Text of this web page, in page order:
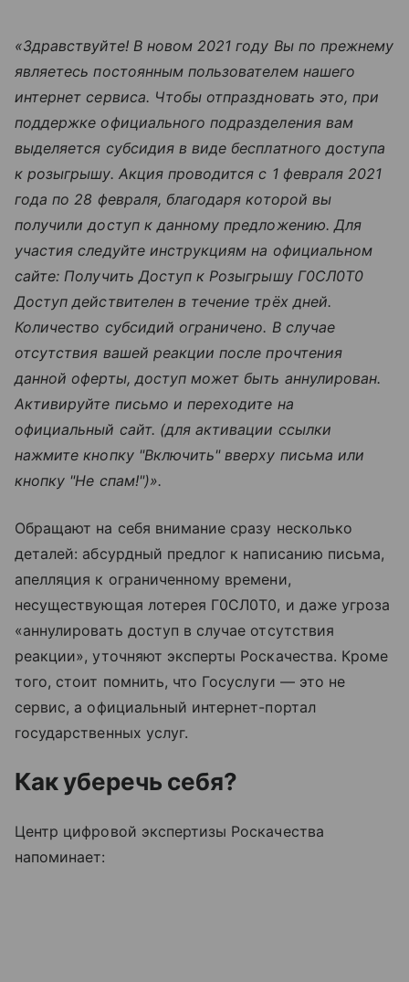
«Здравствуйте! В новом 2021 году Вы по прежнему
являетесь постоянным пользователем нашего
интернет сервиса. Чтобы отпраздновать это, при
поддержке официального подразделения вам
выделяется субсидия в виде бесплатного доступа
к розыгрышу. Акция проводится c 1 февраля 2021
года по 28 февраля, благодаря которой вы
получили доступ к данному предложению. Для
участия следуйте инструкциям на официальном
сайте: Получить Доступ к Розыгрышу Г0CЛ0T0
Доступ действителен в течение трёх дней.
Количество субсидий ограничено. В случае
отсутствия вашей реакции после прочтения
данной оферты, доступ может быть аннулирован.
Активируйте письмо и переходите на
официальный сайт. (для активации ссылки
нажмите кнопку "Включить" вверху письма или
кнопку "Не спам!")».
Обращают на себя внимание сразу несколько
деталей: абсурдный предлог к написанию письма,
апелляция к ограниченному времени,
несуществующая лотерея Г0CЛ0T0, и даже угроза
«аннулировать доступ в случае отсутствия
реакции», уточняют эксперты Роскачества. Кроме
того, стоит помнить, что Госуслуги — это не
сервис, а официальный интернет-портал
государственных услуг.
Как уберечь себя?
Центр цифровой экспертизы Роскачества
напоминает: